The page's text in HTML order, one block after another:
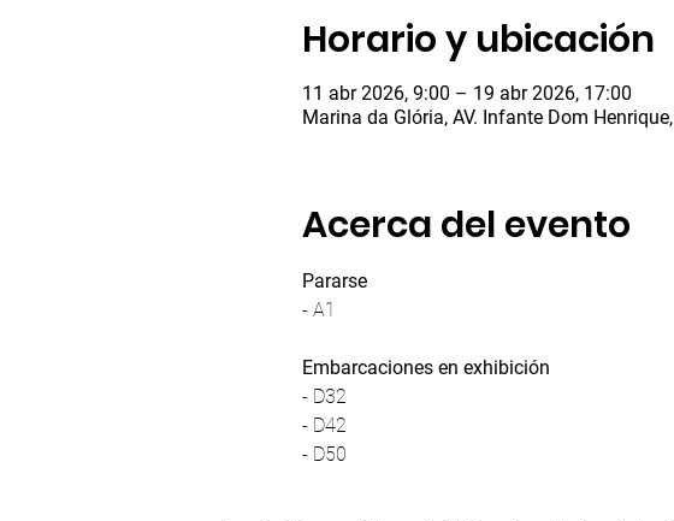
Horario y ubicación
11 abr 2026, 9:00 – 19 abr 2026, 17:00
Marina da Glória, AV. Infante Dom
Acerca del evento
Pararse
- A1
Embarcaciones en exhibición
- D32
- D42
- D50